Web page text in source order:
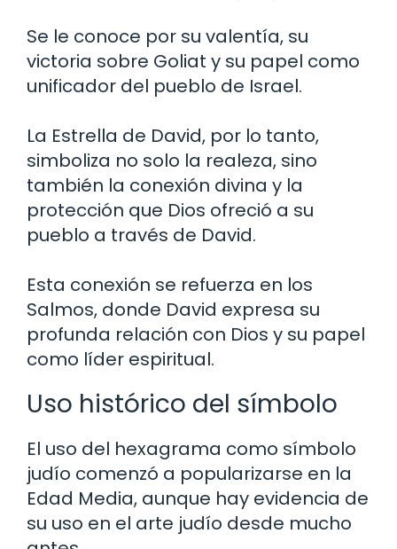
Se le conoce por su valentía, su
victoria sobre Goliat y su papel como
unificador del pueblo de Israel.
La Estrella de David, por lo tanto,
simboliza no solo la realeza, sino
también la conexión divina y la
protección que Dios ofreció a su
pueblo a través de David.
Esta conexión se refuerza en los
Salmos, donde David expresa su
profunda relación con Dios y su papel
como líder espiritual.
Uso histórico del símbolo
El uso del hexagrama como símbolo
judío comenzó a popularizarse en la
Edad Media, aunque hay evidencia de
su uso en el arte judío desde mucho